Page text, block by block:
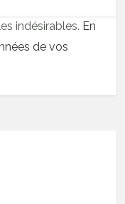
indésirables. En
de vos